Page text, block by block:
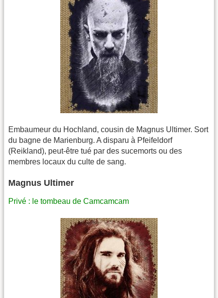
Embaumeur du Hochland, cousin de Magnus Ultimer. Sort
du bagne de Marienburg. A disparu à Pfeifeldorf
(Reikland), peut-être tué par des sucemorts ou des
membres locaux du culte de sang.
Magnus Ultimer
Privé : le tombeau de Camcamcam